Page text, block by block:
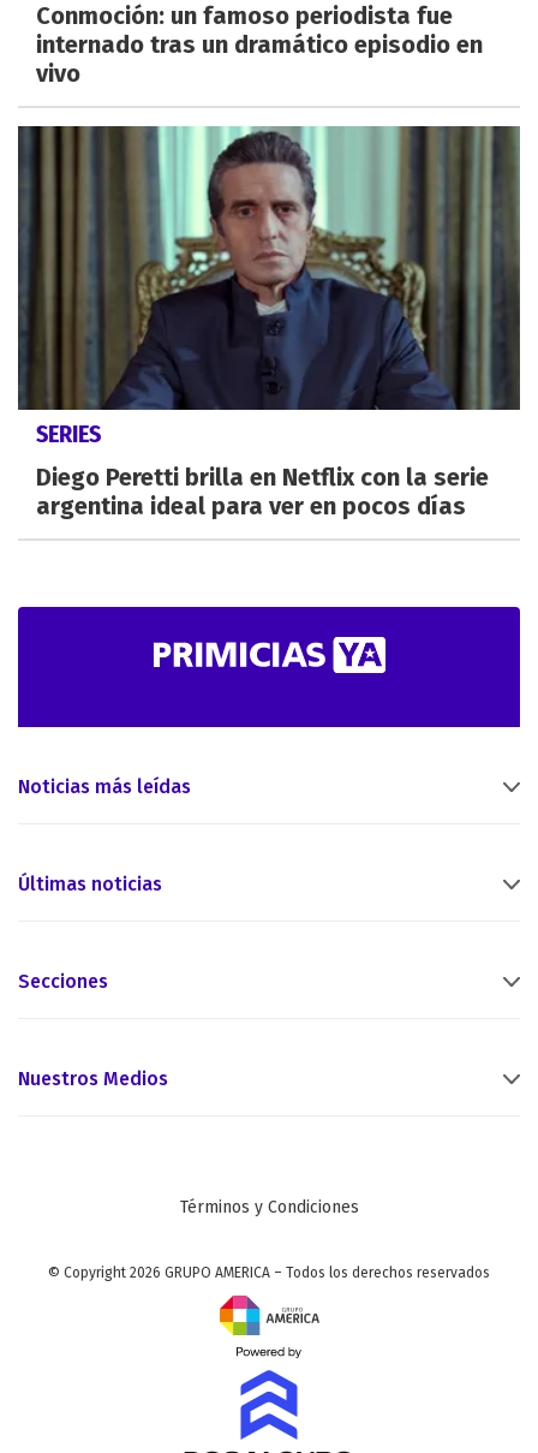
Conmoción: un famoso periodista fue
internado tras un dramático episodio en
vivo
SERIES
Diego Peretti brilla en Netflix con la serie
argentina ideal para ver en pocos días
Noticias más leídas
Últimas noticias
Secciones
Nuestros Medios
Términos y Condiciones
© Copyright 2026 GRUPO AMERICA – Todos los derechos reservados